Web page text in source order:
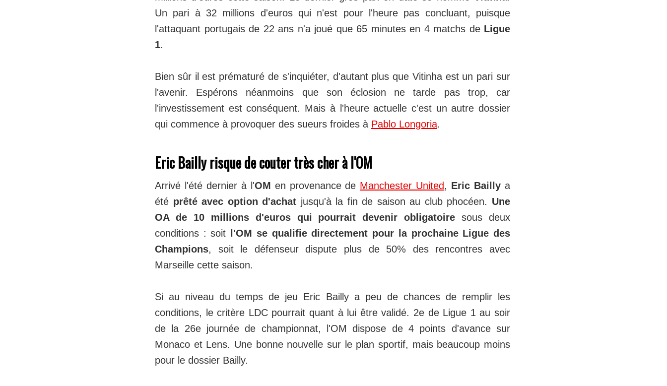
Un pari à 32 millions d'euros qui n'est pour l'heure pas concluant, puisque
l'attaquant portugais de 22 ans n'a joué que 65 minutes en 4 matchs de Ligue
1.
Bien sûr il est prématuré de s'inquiéter, d'autant plus que Vitinha est un pari sur
l'avenir. Espérons néanmoins que son éclosion ne tarde pas trop, car
l'investissement est conséquent. Mais à l'heure actuelle c'est un autre dossier
qui commence à provoquer des sueurs froides à Pablo Longoria.
Eric Bailly risque de couter très cher à l'OM
Arrivé l'été dernier à l'OM en provenance de Manchester United, Eric Bailly a
été prêté avec option d'achat jusqu'à la fin de saison au club phocéen. Une
OA de 10 millions d'euros qui pourrait devenir obligatoire sous deux
conditions : soit
l'OM se qualifie directement pour la prochaine Ligue des
Champions, soit le défenseur dispute plus de 50% des rencontres avec
Marseille cette saison.
Si au niveau du temps de jeu Eric Bailly a peu de chances de remplir les
conditions, le critère LDC pourrait quant à lui être validé. 2e de Ligue 1 au soir
de la 26e journée de championnat, l'OM dispose de 4 points d'avance sur
Monaco et Lens. Une bonne nouvelle sur le plan sportif, mais beaucoup moins
pour le dossier Bailly.